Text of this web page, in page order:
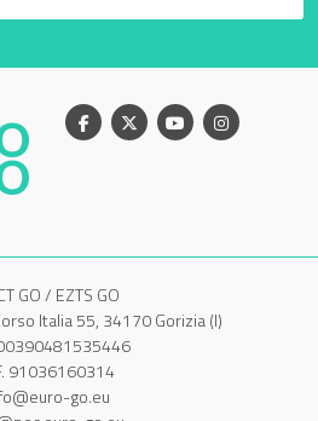
Facebook
X YoutubeInstagram
GO / EZTS GO
Italia 55, 34170 Gorizia (I)
91036160314
go.eu